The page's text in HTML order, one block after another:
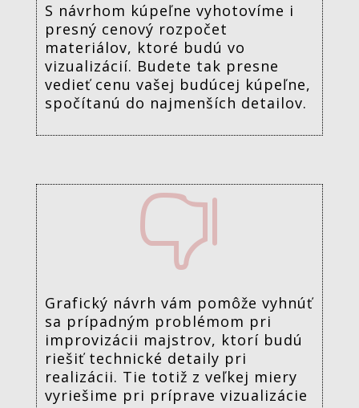
S návrhom kúpeľne vyhotovíme i
presný cenový rozpočet
materiálov, ktoré budú vo
vizualizácií. Budete tak presne
vedieť cenu vašej budúcej kúpeľne,
spočítanú do najmenších detailov.

Grafický návrh vám pomôže vyhnúť
sa prípadným problémom pri
improvizácii majstrov, ktorí budú
riešiť technické detaily pri
realizácii. Tie totiž z veľkej miery
vyriešime pri príprave vizualizácie